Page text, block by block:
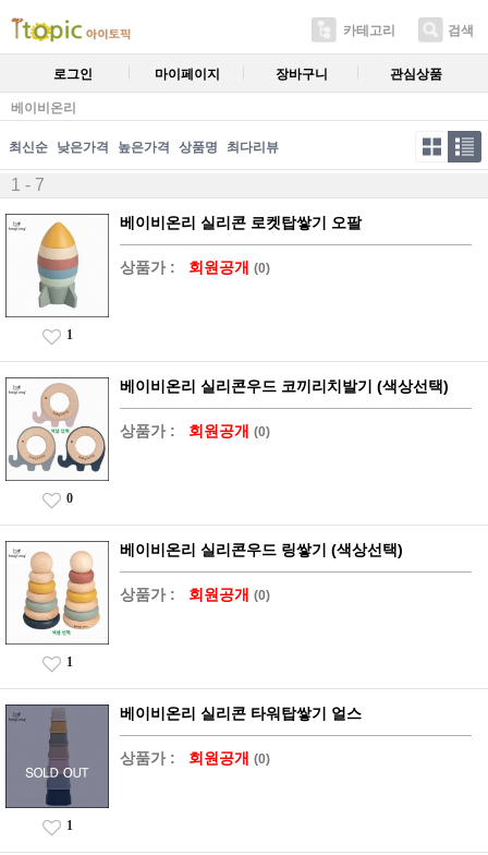
카테고리 검색
로그인 마이페이지 장바구니 관심상품
베이비온리
최신순 낮은가격 높은가격 상품명 최다리뷰
1 - 7
베이비온리 실리콘 로켓탑쌓기 오팔
상품가 : 회원공개 (0)
1
베이비온리 실리콘우드 코끼리치발기 (색상선택)
상품가 : 회원공개 (0)
0
베이비온리 실리콘우드 링쌓기 (색상선택)
상품가 : 회원공개 (0)
1
베이비온리 실리콘 타워탑쌓기 얼스
상품가 : 회원공개 (0)
1